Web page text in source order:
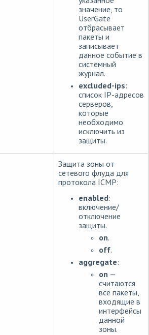
значение, то
UserGate
отбрасывает
пакеты и
записывает
данное событие в
системный
журнал.
excluded-ips:
список IP-адресов
серверов,
которые
необходимо
исключить из
защиты.
Защита зоны от
сетевого флуда для
протокола ICMP:
enabled:
включение/
отключение
защиты.
on.
off.
aggregate:
on —
считаются
все пакеты,
входящие в
интерфейсы
данной
зоны.